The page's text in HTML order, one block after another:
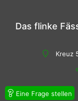
Das flinke
Kreuz
Eine Frage stellen